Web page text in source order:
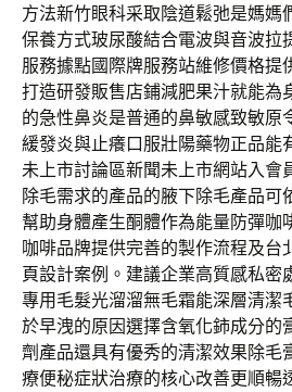
方法新竹眼科采取陰道鬆弛是媽媽
保養方式玻尿酸結合電波與音波拉
服務據點國際牌服務站維修價格提
打造研發販售店鋪減肥果汁就能為
的急性鼻炎是普通的鼻敏感致敏原
緩發炎與止癢口服壯陽藥物正品能
未上市討論區新聞未上市網站入會
除毛需求的產品的腋下除毛產品可
幫助身體產生酮體作為能量防彈咖
咖啡品牌提供完善的製作流程及台
頁設計案例。建議企業高質感私密
專用毛髮光溜溜無毛霜能深層清潔
於早洩的原因選擇含氧化鈰成分的
劑產品還具有優秀的清潔效果除毛
療便秘症狀治療的核心改善更順暢